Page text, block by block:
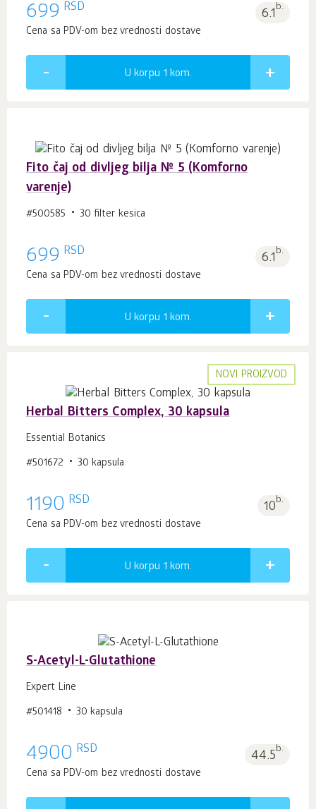
699 RSD 6.1b.
Cena sa PDV-om bez vrednosti dostave
U korpu 1 kom.
Fito čaj od divljeg bilja № 5 (Komforno
varenje)
#500585 30 filter kesica
699 RSD 6.1b.
Cena sa PDV-om bez vrednosti dostave
U korpu 1 kom.
NOVI PROIZVOD
Herbal Bitters Complex, 30 kapsula
Essential Botanics
#501672 30 kapsula
1190 RSD 10b.
Cena sa PDV-om bez vrednosti dostave
U korpu 1 kom.
S-Acetyl-L-Glutathione
Expert Line
#501418 30 kapsula
4900 RSD 44.5b.
Cena sa PDV-om bez vrednosti dostave